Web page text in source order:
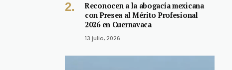
Reconocen a la abogacía mexicana
con Presea al Mérito Profesional
2026 en Cuernavaca
13 julio, 2026